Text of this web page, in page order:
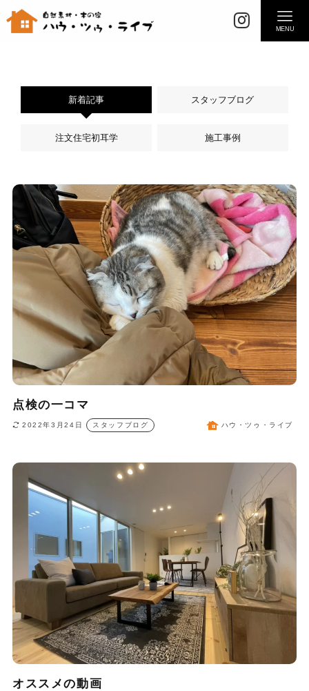
MENU
新着記事 スタッフブログ
注文住宅初耳学 施工事例
点検の一コマ
2022年3月24日 スタッフブログ ハウ・ツゥ・ライブ
オススメの動画